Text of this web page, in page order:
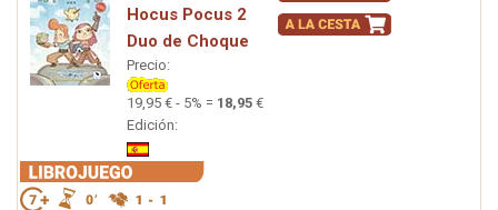
Hocus Pocus 2
Duo de Choque
Precio:
19,95 € - 5% = 18,95 €
Edición: